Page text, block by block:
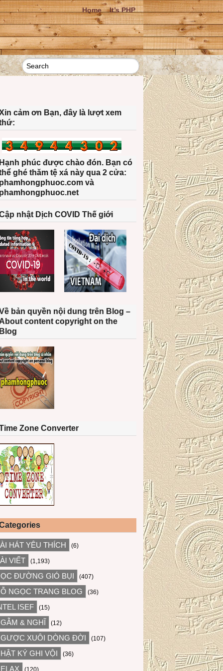
Home It’s PHP
cảm ơn Bạn, đây là lượt xem
phúc được chào đón. Bạn có
ghé thăm tệ xá này qua 2 cửa:
và
nhật Dịch COVID Thế giới
bản quyền nội dung trên Blog –
content copyright on the
Zone Converter
HÁT YÊU THÍCH (6)
VIẾT (1,193)
ĐƯỜNG GIÓ BỤI (407)
NGỌC TRANG BLOG (36)
ISEF (15)
& NGHĨ (12)
XUÔI DÒNG ĐỜI (107)
KÝ GHI VỘI (36)
(120)